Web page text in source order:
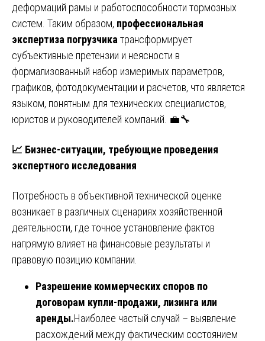
деформаций рамы и работоспособности тормозных
систем. Таким образом, профессиональная
экспертиза погрузчика трансформирует
субъективные претензии и неясности в
формализованный набор измеримых параметров,
графиков, фотодокументации и расчетов, что является
языком, понятным для технических специалистов,
юристов и руководителей компаний. 💼🔧
📈 Бизнес-ситуации, требующие проведения
экспертного исследования
Потребность в объективной технической оценке
возникает в различных сценариях хозяйственной
деятельности, где точное установление фактов
напрямую влияет на финансовые результаты и
правовую позицию компании.
Разрешение коммерческих споров по
договорам купли-продажи, лизинга или
аренды.Наиболее частый случай – выявление
расхождений между фактическим состоянием